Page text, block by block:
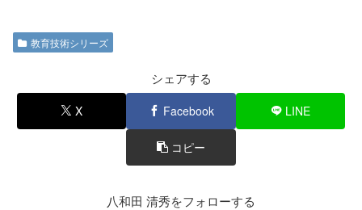
c
e
b
o
tt
er
e
教育技術シリーズ
シェアする
X Facebook LINE
コピー
八和田 清秀をフォローする